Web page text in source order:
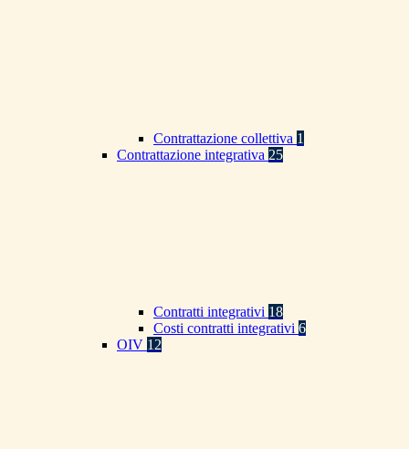
Contrattazione collettiva 1
Contrattazione integrativa 25
Contratti integrativi 18
Costi contratti integrativi 6
OIV 12